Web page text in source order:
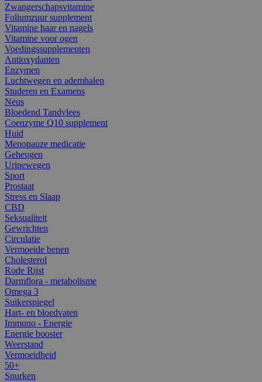
Zwangerschapsvitamine
Foliumzuur supplement
Vitamine haar en nagels
Vitamine voor ogen
Voedingssupplementen
Antioxydanten
Enzymen
Luchtwegen en ademhalen
Studeren en Examens
Neus
Bloedend Tandvlees
Coenzyme Q10 supplement
Huid
Menopauze medicatie
Geheugen
Urinewegen
Sport
Prostaat
Stress en Slaap
CBD
Seksualiteit
Gewrichten
Circulatie
Vermoeide benen
Cholesterol
Rode Rijst
Darmflora - metabolisme
Omega 3
Suikerspiegel
Hart- en bloedvaten
Immuno - Energie
Energie booster
Weerstand
Vermoeidheid
50+
Snurken